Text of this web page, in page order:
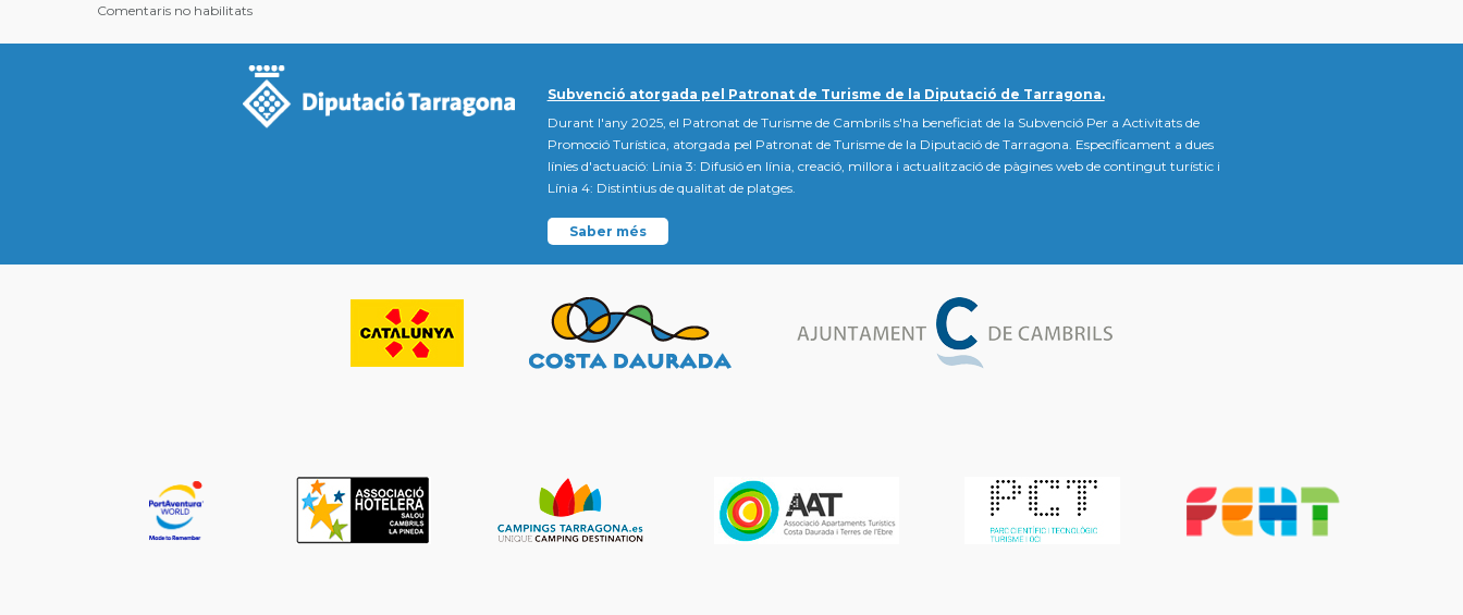
Comentaris no habilitats
Subvenció atorgada pel Patronat de Turisme de la Diputació de Tarragona.
Durant l'any 2025, el Patronat de Turisme de Cambrils s'ha beneficiat de la Subvenció Per a Activitats de
Promoció Turística, atorgada pel Patronat de Turisme de la Diputació de Tarragona. Específicament a dues
línies d'actuació: Línia 3: Difusió en línia, creació, millora i actualització de pàgines web de contingut turístic i
Línia 4: Distintius de qualitat de platges.
Saber més